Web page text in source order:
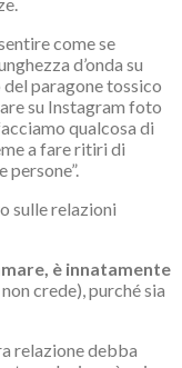
come se
d’onda su
paragone tossico
su Instagram foto
qualcosa di
a fare ritiri di
persone”.
sulle relazioni
è innatamente
crede), purché sia
relazione debba